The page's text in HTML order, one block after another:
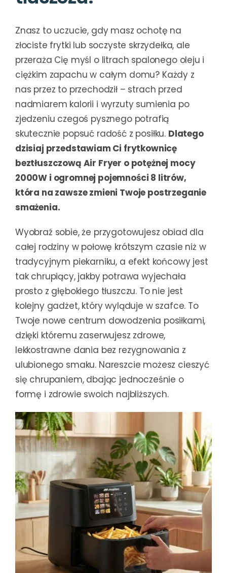
Znasz to uczucie, gdy masz ochotę na
złociste frytki lub soczyste skrzydełka, ale
przeraża Cię myśl o litrach spalonego oleju i
ciężkim zapachu w całym domu? Każdy z
nas przez to przechodził – strach przed
nadmiarem kalorii i wyrzuty sumienia po
zjedzeniu czegoś pysznego potrafią
skutecznie popsuć radość z posiłku. Dlatego
dzisiaj przedstawiam Ci frytkownicę
beztłuszczową Air Fryer o potężnej mocy
2000W i ogromnej pojemności 8 litrów,
która na zawsze zmieni Twoje postrzeganie
smażenia.
Wyobraź sobie, że przygotowujesz obiad dla
całej rodziny w połowę krótszym czasie niż w
tradycyjnym piekarniku, a efekt końcowy jest
tak chrupiący, jakby potrawa wyjechała
prosto z głębokiego tłuszczu. To nie jest
kolejny gadżet, który wyląduje w szafce. To
Twoje nowe centrum dowodzenia posiłkami,
dzięki któremu zaserwujesz zdrowe,
lekkostrawne dania bez rezygnowania z
ulubionego smaku. Nareszcie możesz cieszyć
się chrupaniem, dbając jednocześnie o
formę i zdrowie swoich najbliższych.